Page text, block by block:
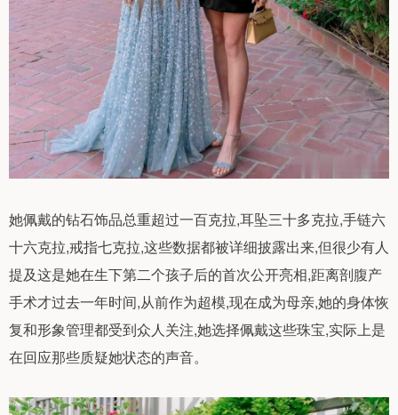
她佩戴的钻石饰品总重超过一百克拉,耳坠三十多克拉,手链六
十六克拉,戒指七克拉,这些数据都被详细披露出来,但很少有人
提及这是她在生下第二个孩子后的首次公开亮相,距离剖腹产
手术才过去一年时间,从前作为超模,现在成为母亲,她的身体恢
复和形象管理都受到众人关注,她选择佩戴这些珠宝,实际上是
在回应那些质疑她状态的声音。